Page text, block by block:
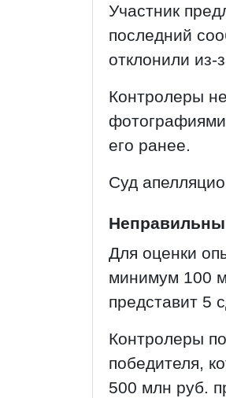
Участник
последний
отклонили из-
Контролеры
его ранее.
Суд
Для оценки
минимум 100
представит 5
Контролеры
победителя,
500 млн руб.